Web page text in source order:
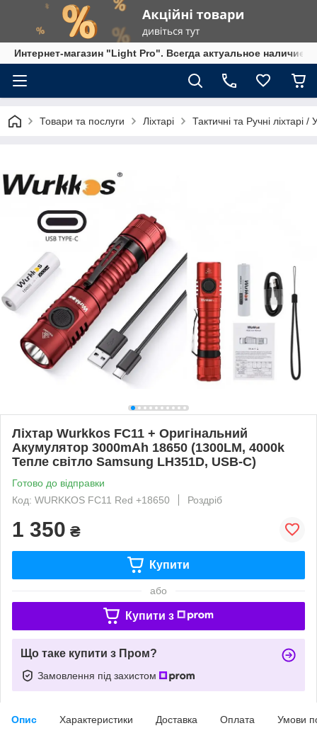
Интернет-магазин "Light Pro". Всегда актуальное
Товари та послуги Ліхтарі Тактичні та Ручні ліхтарі /
Ліхтар Wurkkos FC11 + Оригінальний
Акумулятор 3000mAh 18650 (1300LM, 4000k
Тепле світло Samsung LH351D, USB-C)
Готово до відправки
Код: WURKKOS FC11 Red +18650
Роздріб
1 350 ₴
Купити
або
Купити з
Що таке купити з Пром?
Замовлення під захистом
Опис Характеристики Доставка Оплата Умови